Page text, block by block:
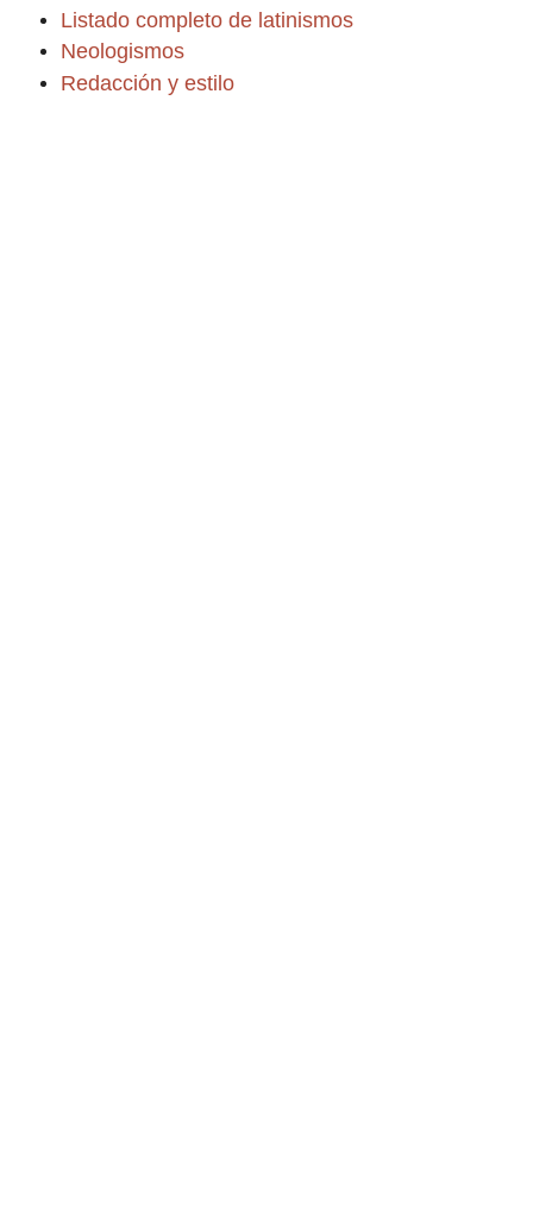
Listado completo de latinismos
Neologismos
Redacción y estilo